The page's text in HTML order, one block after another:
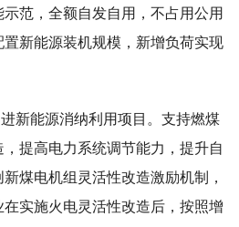
范，全额自发自用，不占用公用
新能源装机规模，新增负荷实现
新能源消纳利用项目。支持燃煤
提高电力系统调节能力，提升自
煤电机组灵活性改造激励机制，
实施火电灵活性改造后，按照增